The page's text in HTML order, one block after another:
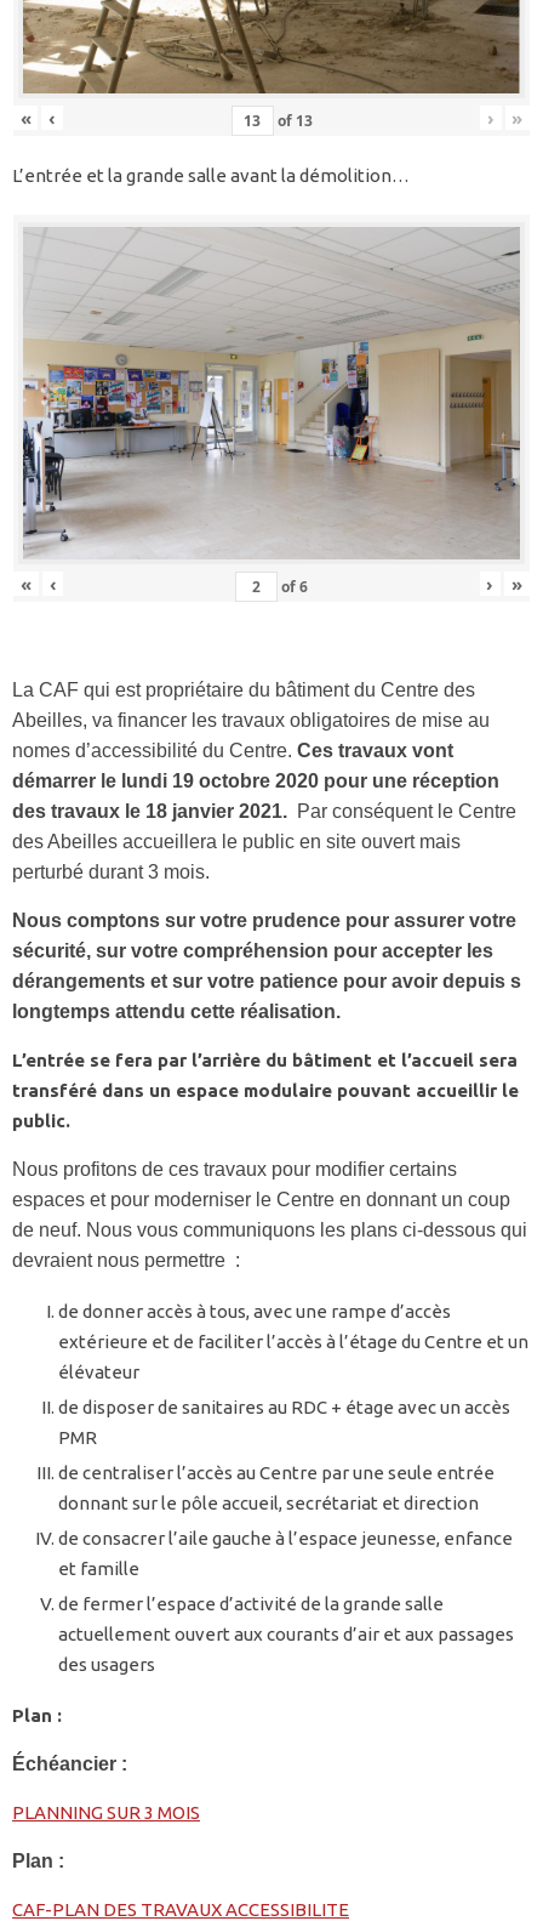
« ‹ of 13 › »
L’entrée et la grande salle avant la démolition…
« ‹ of6 › »
La CAF qui est propriétaire du bâtiment du Centre des
Abeilles, va financer les travaux obligatoires de mise au
nomes d’accessibilité du Centre. Ces travaux vont
démarrer le lundi 19 octobre 2020 pour une réception
des travaux le 18 janvier 2021. Par conséquent le Centre
des Abeilles accueillera le public en site ouvert mais
perturbé durant 3 mois.
Nous comptons sur votre prudence pour assurer votre
sécurité, sur votre compréhension pour accepter les
dérangements et sur votre patience pour avoir depuis s
longtemps attendu cette réalisation.
L’entrée se fera par l’arrière du bâtiment et l’accueil sera
transféré dans un espace modulaire pouvant accueillir le
public.
Nous profitons de ces travaux pour modifier certains
espaces et pour moderniser le Centre en donnant un coup
de neuf. Nous vous communiquons les plans ci-dessous qui
devraient nous permettre :
de donner accès à tous, avec une rampe d’accès
extérieure et de faciliter l’accès à l’étage du Centre et un
élévateur
de disposer de sanitaires au RDC + étage avec un accès
PMR
de centraliser l’accès au Centre par une seule entrée
donnant sur le pôle accueil, secrétariat et direction
de consacrer l’aile gauche à l’espace jeunesse, enfance
et famille
de fermer l’espace d’activité de la grande salle
actuellement ouvert aux courants d’air et aux passages
des usagers
Plan :
Échéancier :
PLANNING SUR 3 MOIS
Plan :
CAF-PLAN DES TRAVAUX ACCESSIBILITE